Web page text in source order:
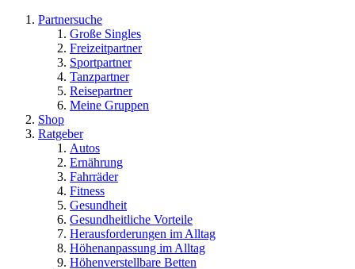
Partnersuche
Große Singles
Freizeitpartner
Sportpartner
Tanzpartner
Reisepartner
Meine Gruppen
Shop
Ratgeber
Autos
Ernährung
Fahrräder
Fitness
Gesundheit
Gesundheitliche Vorteile
Herausforderungen im Alltag
Höhenanpassung im Alltag
Höhenverstellbare Betten